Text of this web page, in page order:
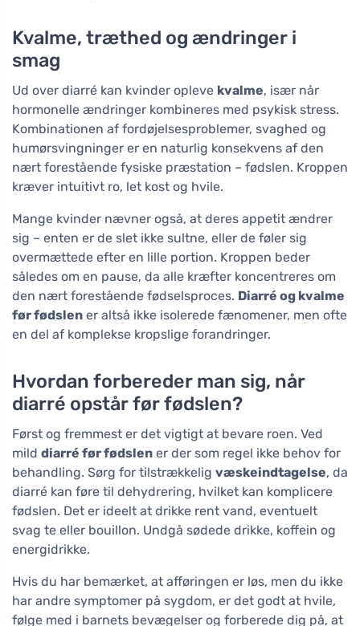
Kvalme, træthed og ændringer i
smag
Ud over diarré kan kvinder opleve kvalme, især når
hormonelle ændringer kombineres med psykisk stress.
Kombinationen af fordøjelsesproblemer, svaghed og
humørsvingninger er en naturlig konsekvens af den
nært forestående fysiske præstation – fødslen. Kroppen
kræver intuitivt ro, let kost og hvile.
Mange kvinder nævner også, at deres appetit ændrer
sig – enten er de slet ikke sultne, eller de føler sig
overmættede efter en lille portion. Kroppen beder
således om en pause, da alle kræfter koncentreres om
den nært forestående fødselsproces. Diarré og kvalme
før fødslen er altså ikke isolerede fænomener, men ofte
en del af komplekse kropslige forandringer.
Hvordan forbereder man sig, når
diarré opstår før fødslen?
Først og fremmest er det vigtigt at bevare roen. Ved
mild diarré før fødslen er der som regel ikke behov for
behandling. Sørg for tilstrækkelig væskeindtagelse, da
diarré kan føre til dehydrering, hvilket kan komplicere
fødslen. Det er ideelt at drikke rent vand, eventuelt
svag te eller bouillon. Undgå sødede drikke, koffein og
energidrikke.
Hvis du har bemærket, at afføringen er løs, men du ikke
har andre symptomer på sygdom, er det godt at hvile,
følge med i barnets bevægelser og forberede dig på, at